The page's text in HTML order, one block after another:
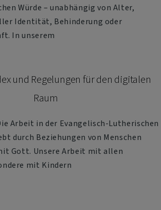
Würde – unabhängig von Alter,
Identität, Behinderung oder
In unserem
und Regelungen für den digitalen
Raum
Arbeit in der Evangelisch-Lutherischen
durch Beziehungen von Menschen
Gott. Unsere Arbeit mit allen
mit Kindern